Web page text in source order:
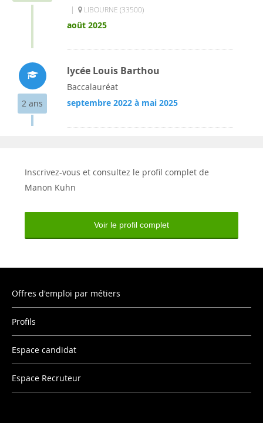
| LIBOURNE (33500)
août 2025
2 ans
lycée Louis Barthou
Baccalauréat
septembre 2022 à mai 2025
Inscrivez-vous et consultez le profil complet de
Manon Kuhn
Voir le profil complet
Offres d'emploi par métiers
Profils
Espace candidat
Espace Recruteur